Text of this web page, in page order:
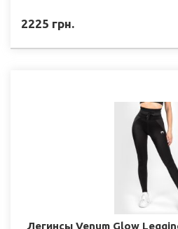
2225 грн.
Легинсы Venum Glow